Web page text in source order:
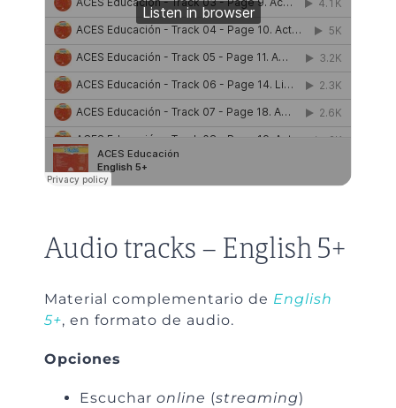
Audio tracks – English 5+
Material complementario de English
5+, en formato de audio.
Opciones
Escuchar online (streaming)